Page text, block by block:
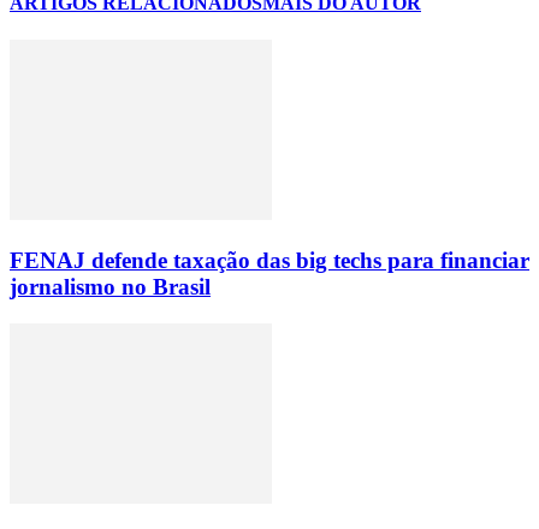
FENAJ defende taxação das big techs para financiar
jornalismo no Brasil